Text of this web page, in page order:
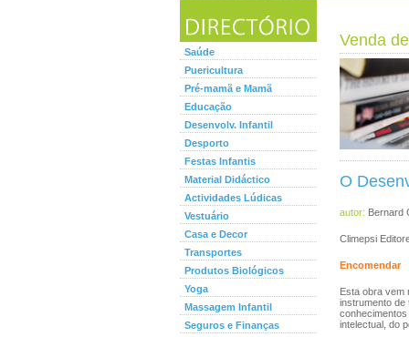
Saúde
Puericultura
Pré-mamã e Mamã
Educação
Desenvolv. Infantil
Desporto
Festas Infantis
Material Didáctico
Actividades Lúdicas
Vestuário
Casa e Decor
Transportes
Produtos Biológicos
Yoga
Massagem Infantil
Seguros e Finanças
Venda
O
autor: Bernard
Climepsi
Encomendar
Esta obra vem
instrumento de
intelectual, do